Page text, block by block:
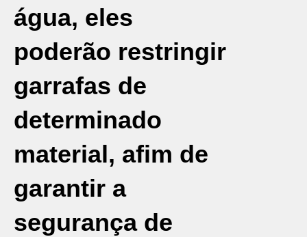
água, eles
poderão restringir
garrafas de
determinado
material, afim de
garantir a
segurança de